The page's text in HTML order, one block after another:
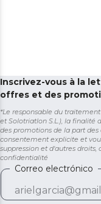
Inscrivez-vous à la
offres et des
*Le responsable du
et Solotriatlon S.L.), la finalité
des promotions de la part
consentement explicite et
suppression et d'autres
confidentialité
Correo electrónico